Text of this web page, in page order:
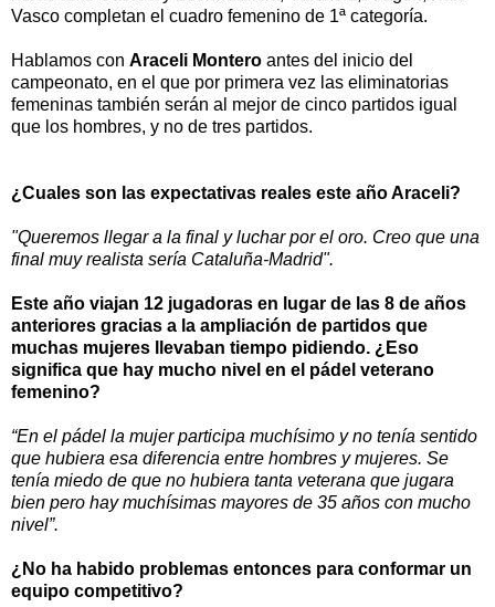
Vasco completan el cuadro femenino de 1ª categoría.
Hablamos con Araceli Montero antes del inicio del
campeonato, en el que por primera vez las eliminatorias
femeninas también serán al mejor de cinco partidos igual
que los hombres, y no de tres partidos.
¿Cuales son las expectativas reales este año Araceli?
"Queremos llegar a la final y luchar por el oro. Creo que una
final muy realista sería Cataluña-Madrid".
Este año viajan 12 jugadoras en lugar de las 8 de años
anteriores gracias a la ampliación de partidos que
muchas mujeres llevaban tiempo pidiendo. ¿Eso
significa que hay mucho nivel en el pádel veterano
femenino?
“En el pádel la mujer participa muchísimo y no tenía sentido
que hubiera esa diferencia entre hombres y mujeres. Se
tenía miedo de que no hubiera tanta veterana que jugara
bien pero hay muchísimas mayores de 35 años con mucho
nivel”.
¿No ha habido problemas entonces para conformar un
equipo competitivo?